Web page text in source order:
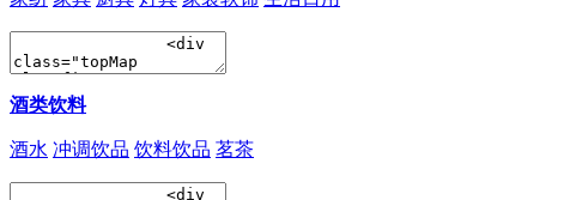
酒类饮料
酒水 冲调饮品 饮料饮品 茗茶